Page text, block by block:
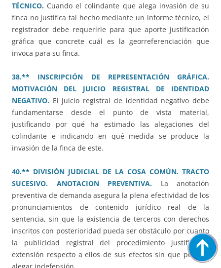
TÉCNICO. Cuando el colindante que alega invasión de su
finca no justifica tal hecho mediante un informe técnico, el
registrador debe requerirle para que aporte justificación
gráfica que concrete cuál es la georreferenciación que
invoca para su finca.
38.** INSCRIPCIÓN DE REPRESENTACIÓN GRÁFICA.
MOTIVACIÓN DEL JUICIO REGISTRAL DE IDENTIDAD
NEGATIVO. El juicio registral de identidad negativo debe
fundamentarse desde el punto de vista material,
justificando por qué ha estimado las alegaciones del
colindante e indicando en qué medida se produce la
invasión de la finca de este.
40.** DIVISIÓN JUDICIAL DE LA COSA COMÚN. TRACTO
SUCESIVO. ANOTACION PREVENTIVA.
La anotación
preventiva de demanda asegura la plena efectividad de los
pronunciamientos de contenido jurídico real de la
sentencia, sin que la existencia de terceros con derechos
inscritos con posterioridad pueda ser obstáculo por cuanto
la publicidad registral del procedimiento justifica la
extensión respecto a ellos de sus efectos sin que puedan